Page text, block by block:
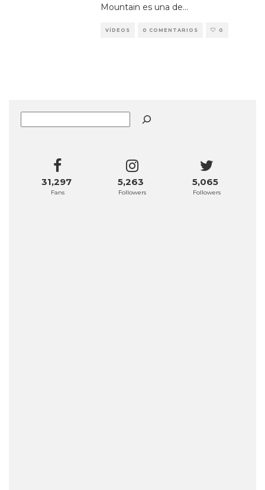
Mountain es una de...
VÍDEOS 0 COMENTARIOS 0
31,297
Fans
5,263
Followers
5,065
Followers